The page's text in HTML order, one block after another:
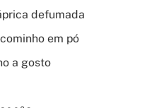
defumada
em pó
a gosto